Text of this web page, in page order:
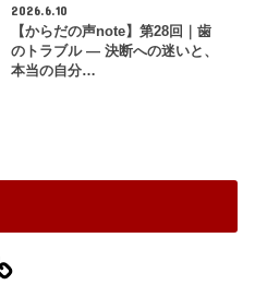
2026.6.10
【からだの声note】第28回｜歯
のトラブル ― 決断への迷いと、
本当の自分…